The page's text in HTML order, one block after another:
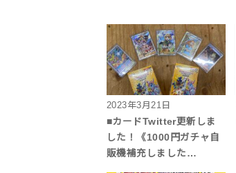
2023年3月21日
■カードTwitter更新しま
した！《1000円ガチャ自
販機補充しました…